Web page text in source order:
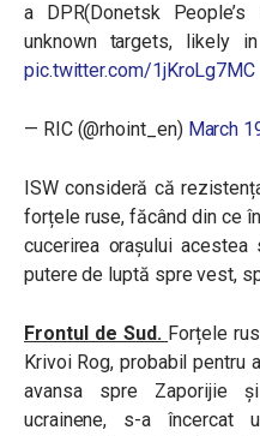
a DPR(Donetsk
unknown targets, likely
pic.twitter.com/1jKroLg7MC
— RIC (@rhoint_en) March
ISW consideră că
forțele ruse, făcând din ce
cucerirea orașului
putere de luptă spre vest,
Frontul de Sud. Forțele
Krivoi Rog, probabil pentru
avansa spre Zaporijie
ucrainene, s-a încercat